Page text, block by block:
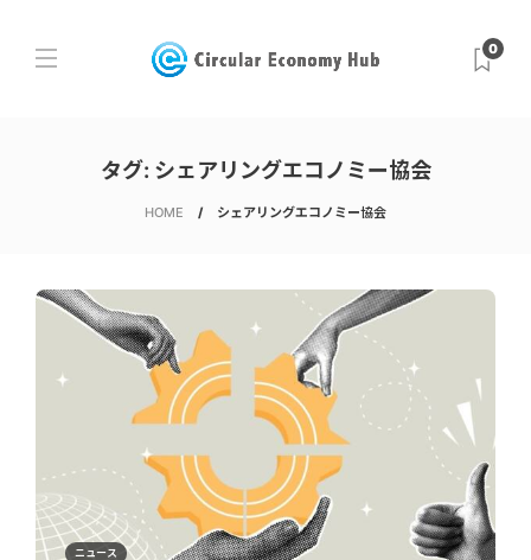
0
タグ: シェアリングエコノミー協会
HOME シェアリングエコノミー協会
ニュース